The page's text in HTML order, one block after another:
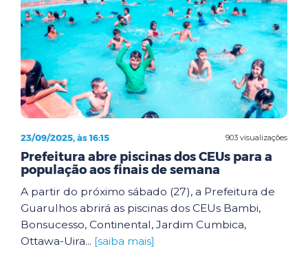
903 visualizações
23/09/2025, às 16:15
Prefeitura abre piscinas dos CEUs para a
população aos finais de semana
A partir do próximo sábado (27), a Prefeitura de
Guarulhos abrirá as piscinas dos CEUs Bambi,
Bonsucesso, Continental, Jardim Cumbica,
Ottawa-Uira... [saiba mais]